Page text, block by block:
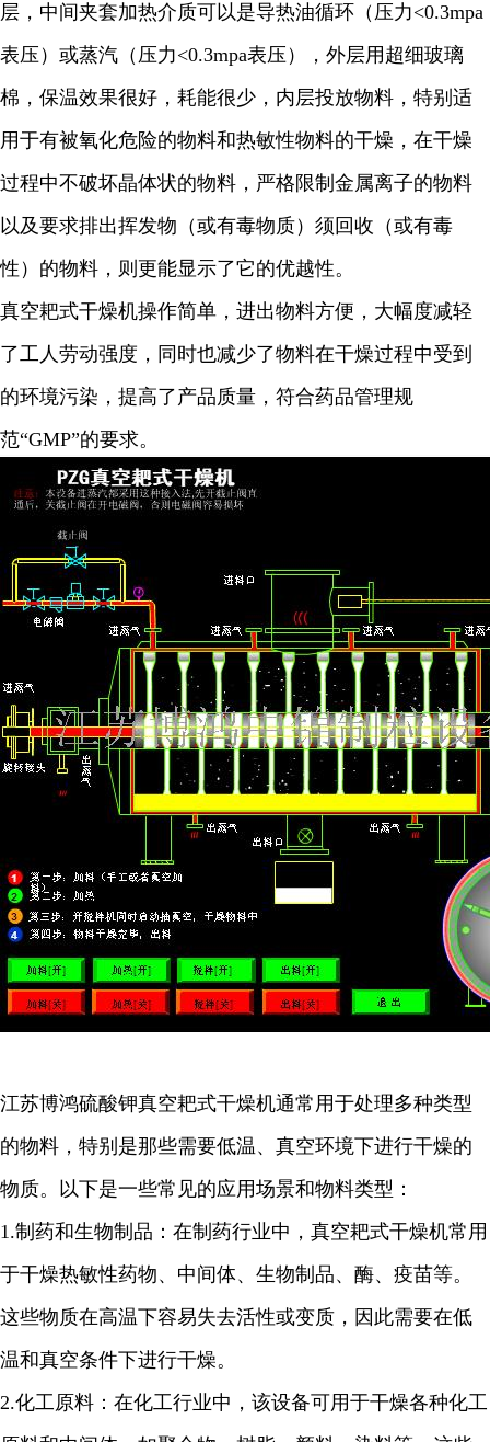
层，中间夹套加热介质可以是导热油循环（压力<0.3mpa
表压）或蒸汽（压力<0.3mpa表压），外层用超细玻璃
棉，保温效果很好，耗能很少，内层投放物料，特别适
用于有被氧化危险的物料和热敏性物料的干燥，在干燥
过程中不破坏晶体状的物料，严格限制金属离子的物料
以及要求排出挥发物（或有毒物质）须回收（或有毒
性）的物料，则更能显示了它的优越性。
真空耙式干燥机操作简单，进出物料方便，大幅度减轻
了工人劳动强度，同时也减少了物料在干燥过程中受到
的环境污染，提高了产品质量，符合药品管理规
范“GMP”的要求。
江苏博鸿硫酸钾真空耙式干燥机通常用于处理多种类型
的物料，特别是那些需要低温、真空环境下进行干燥的
物质。以下是一些常见的应用场景和物料类型：
1.制药和生物制品：在制药行业中，真空耙式干燥机常用
于干燥热敏性药物、中间体、生物制品、酶、疫苗等。
这些物质在高温下容易失去活性或变质，因此需要在低
温和真空条件下进行干燥。
2.化工原料：在化工行业中，该设备可用于干燥各种化工